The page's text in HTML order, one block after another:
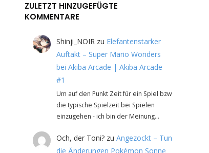
ZULETZT HINZUGEFÜGTE
KOMMENTARE
Shinji_NOIRzu Elefantenstarker
Auftakt – Super Mario Wonders
bei Akiba Arcade | Akiba Arcade
#1
Um auf den Punkt Zeit für ein Spiel bzw
die typische Spielzeit bei Spielen
einzugehen - ich bin der Meinung…
Och, der Toni?zu Angezockt – Tun
die Änderungen Pokémon Sonne